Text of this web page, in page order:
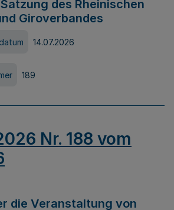
des Rheinischen
Giroverbandes
14.07.2026
189
Nr. 188 vom
die Veranstaltung von